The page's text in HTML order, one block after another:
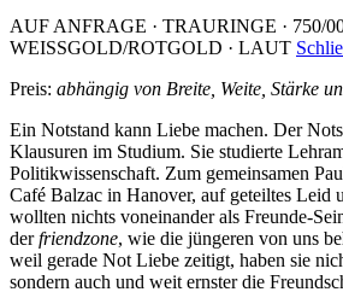
AUF ANFRAGE · TRAURINGE · 750/
WEISSGOLD/ROTGOLD · LAUT
Preis: abhängig von Breite, Weite, Stärke
Ein Notstand kann Liebe machen. Der
Klausuren im Studium. Sie studierte
Politikwissenschaft. Zum gemeinsamen
Café Balzac in Hanover, auf geteiltes Leid
wollten nichts voneinander als Freunde-
derfriendzone, wie die jüngeren von uns
weil gerade Not Liebe zeitigt, haben sie
sondern auch und weit ernster die